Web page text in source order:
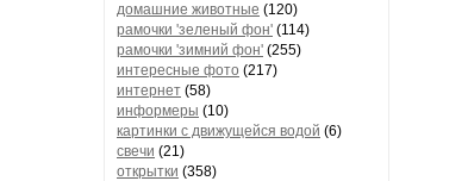
домашние животные (120)
рамочки 'зеленый фон' (114)
рамочки 'зимний фон' (255)
интересные фото (217)
интернет (58)
информеры (10)
картинки с движущейся водой (6)
свечи (21)
открытки (358)